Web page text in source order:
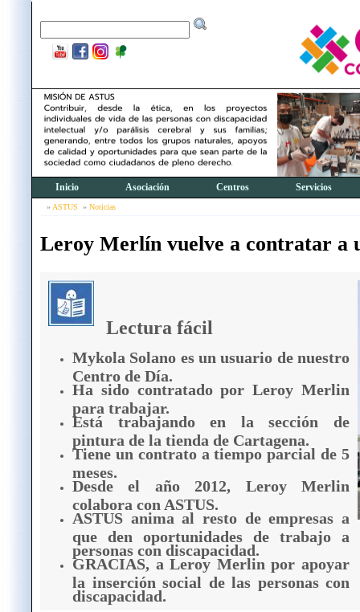
Inicio Asociación Centros Servicios
ASTUS Noticias
Leroy Merlín vuelve a contratar a
Lectura fácil
Mykola Solano es un usuario de nuestro
Centro de Día.
Ha sido contratado por Leroy Merlin
para trabajar.
Está trabajando en la sección de
pintura de la tienda de Cartagena.
Tiene un contrato a tiempo parcial de 5
meses.
Desde el año 2012, Leroy Merlin
colabora con ASTUS.
ASTUS anima al resto de empresas a
que den oportunidades de trabajo a
personas con discapacidad.
GRACIAS, a Leroy Merlin por apoyar
la inserción social de las personas con
discapacidad.